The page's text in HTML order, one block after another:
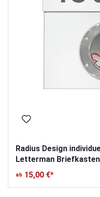
Radius Design
Letterman Briefkasten
ab 15,00 €*